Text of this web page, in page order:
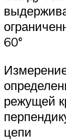
60°
режущей
цепи